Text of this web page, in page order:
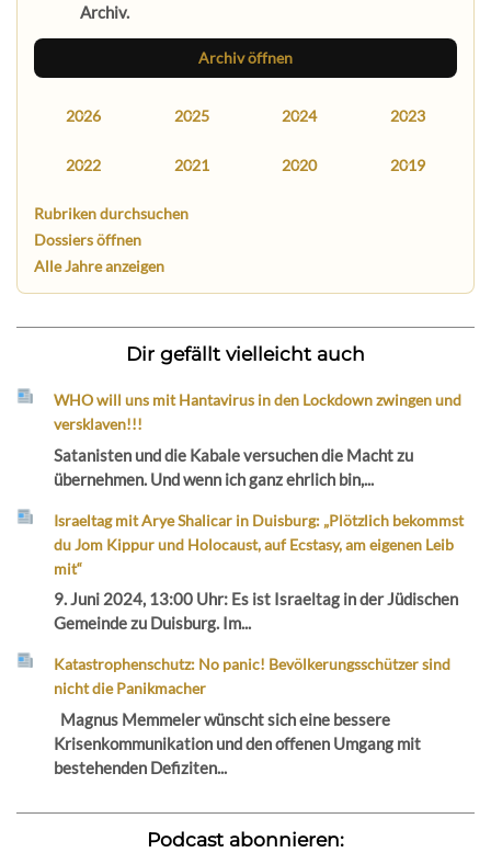
Archiv.
Archiv öffnen
2026 2025 2024 2023
2022 2021 2020 2019
Rubriken durchsuchen
Dossiers öffnen
Alle Jahre anzeigen
Dir gefällt vielleicht auch
WHO will uns mit Hantavirus in den Lockdown zwingen und
versklaven!!!
Satanisten und die Kabale versuchen die Macht zu
übernehmen. Und wenn ich ganz ehrlich bin,...
Israeltag mit Arye Shalicar in Duisburg: „Plötzlich bekommst
du Jom Kippur und Holocaust, auf Ecstasy, am eigenen Leib
mit“
9. Juni 2024, 13:00 Uhr: Es ist Israeltag in der Jüdischen
Gemeinde zu Duisburg. Im...
Katastrophenschutz: No panic! Bevölkerungsschützer sind
nicht die Panikmacher
Magnus Memmeler wünscht sich eine bessere
Krisenkommunikation und den offenen Umgang mit
bestehenden Defiziten...
Podcast abonnieren: